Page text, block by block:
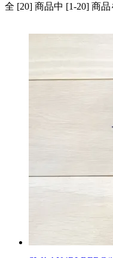
全 [20] 商品中 [1-20] 商